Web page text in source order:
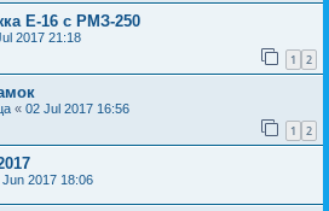
Е-16 с РМЗ-250
2017 21:18
1 2
« 02 Jul 2017 16:56
1 2
Jun 2017 18:06